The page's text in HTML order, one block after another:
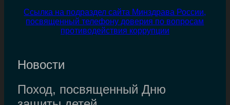
Ссылка на подраздел сайта Минздрава России,
посвященный телефону доверия по вопросам
противодействия коррупции
Новости
Поход, посвященный Дню